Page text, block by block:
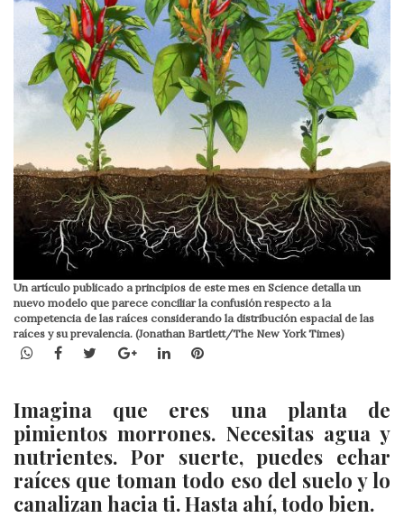
Un artículo publicado a principios de este mes en Science detalla un
nuevo modelo que parece conciliar la confusión respecto a la
competencia de las raíces considerando la distribución espacial de las
raíces y su prevalencia. (Jonathan Bartlett/The New York Times)
WhatsApp
Facebook
TwitterGoogle+LinkedInPinterest
Imagina que eres una planta de
pimientos morrones. Necesitas agua y
nutrientes. Por suerte, puedes echar
raíces que toman todo eso del suelo y lo
canalizan hacia ti. Hasta ahí, todo bien.